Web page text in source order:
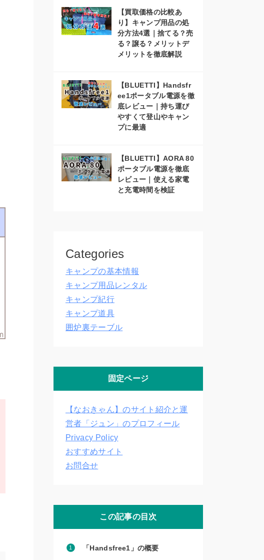
【買取価格の比較あ
り】キャンプ用品の処
分方法4選｜捨てる？売
る？譲る？メリットデ
メリットを徹底解説
【BLUETTI】Handsfr
ee1ポータブル電源を徹
底レビュー｜持ち運び
やすくて登山やキャン
プに最適
【BLUETTI】AORA 80
ポータブル電源を徹底
レビュー｜使える家電
と充電時間を検証
Categories
キャンプの基本情報
キャンプ用品レンタル
キャンプ紀行
キャンプ道具
囲炉裏テーブル
固定ページ
【なおきゃん】のサイト紹介と運
営者「ジュン」のプロフィール
Privacy Policy
おすすめサイト
お問合せ
この記事の目次
「Handsfree1」の概要